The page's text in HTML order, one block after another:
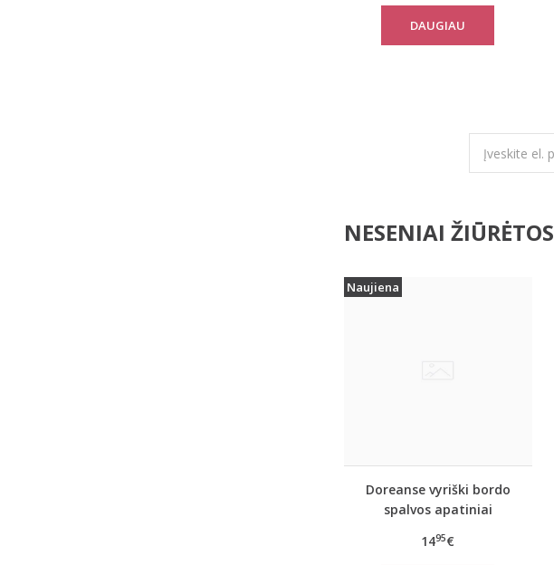
DAUGIAU
NESENIAI ŽIŪRĖTOS
Naujiena
Doreanse vyriški bordo
spalvos apatiniai
1495€